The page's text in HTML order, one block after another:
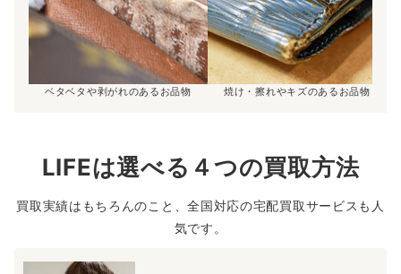
ベタベタや剥がれのあるお品物 焼け・擦れやキズのあるお品物
LIFEは選べる４つの買取方法
買取実績はもちろんのこと、全国対応の宅配買取サービスも人
気です。